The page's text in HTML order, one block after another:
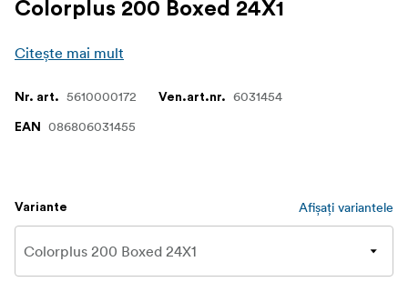
Colorplus 200 Boxed 24X1
Citește mai mult
Nr. art. 5610000172 Ven.art.nr. 6031454
EAN 086806031455
Variante Afișați variantele